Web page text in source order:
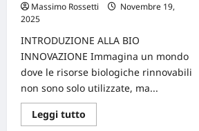
Massimo Rossetti
Novembre 19,
2025
INTRODUZIONE ALLA BIO
INNOVAZIONE Immagina un mondo
dove le risorse biologiche rinnovabili
non sono solo utilizzate, ma...
Leggi tutto
di